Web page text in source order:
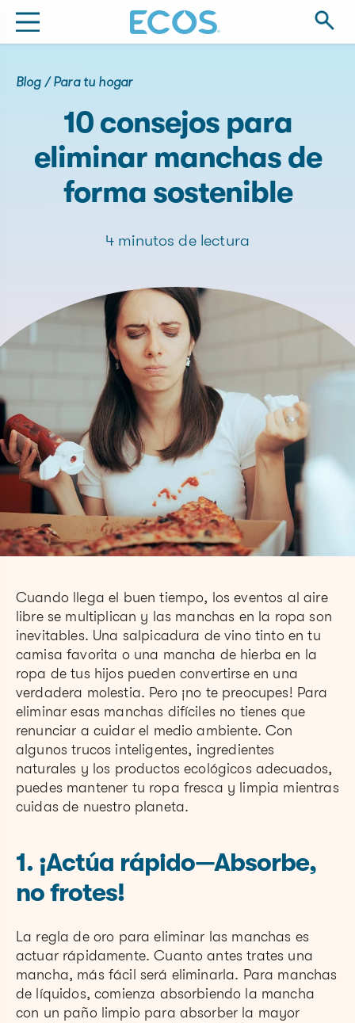
Blog/Para tu hogar
10 consejos para
eliminar manchas de
forma sostenible
4 minutos de lectura
Cuando llega el buen tiempo, los eventos al aire
libre se multiplican y las manchas en la ropa son
inevitables. Una salpicadura de vino tinto en tu
camisa favorita o una mancha de hierba en la
ropa de tus hijos pueden convertirse en una
verdadera molestia. Pero ¡no te preocupes! Para
eliminar esas manchas difíciles no tienes que
renunciar a cuidar el medio ambiente. Con
algunos trucos inteligentes, ingredientes
naturales y los productos ecológicos adecuados,
puedes mantener tu ropa fresca y limpia mientras
cuidas de nuestro planeta.
1. ¡Actúa rápido—Absorbe,
no frotes!
La regla de oro para eliminar las manchas es
actuar rápidamente. Cuanto antes trates una
mancha, más fácil será eliminarla. Para manchas
de líquidos, comienza absorbiendo la mancha
con un paño limpio para absorber la mayor